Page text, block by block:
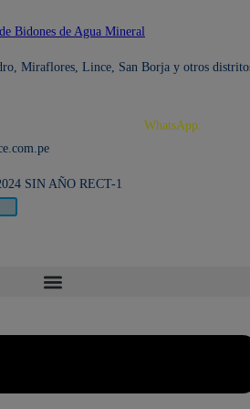
Bidones de Agua Mineral
Miraflores, Lince, San Borja y otros
WhatsApp: